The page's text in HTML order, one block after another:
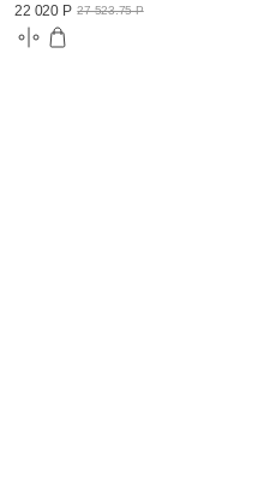
22 020 Р 27 523.75 Р